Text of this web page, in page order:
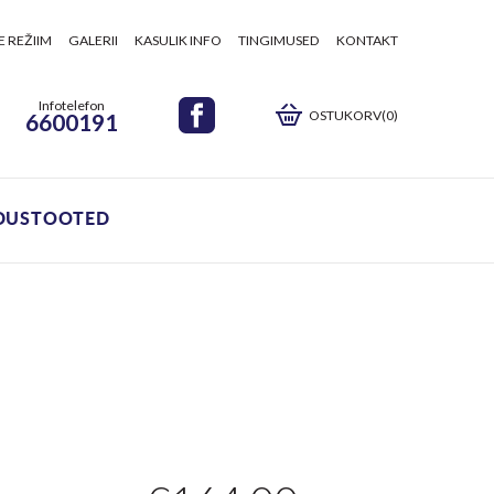
REŽIIM GALERII KASULIK INFO TINGIMUSED KONTAKT
Infotelefon
6600191 OSTUKORV(0)